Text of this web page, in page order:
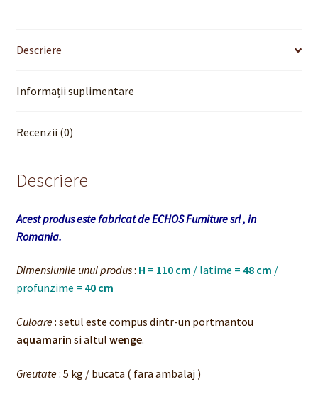
Descriere
Informații suplimentare
Recenzii (0)
Descriere
Acest produs este fabricat de ECHOS Furniture srl , in
Romania.
Dimensiunile unui produs: H = 110 cm / latime = 48 cm /
profunzime = 40 cm
Culoare: setul este compus dintr-un portmantou
aquamarin si altul wenge.
Greutate: 5 kg / bucata ( fara ambalaj )